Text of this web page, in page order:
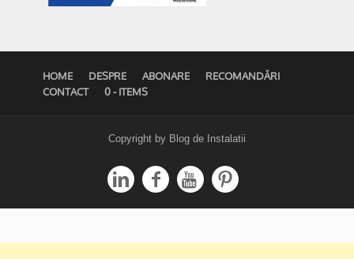
HOME DESPRE ABONARE
RECOMANDĂRI
CONTACT
0 - ITEMS
Copyright by Blog de Instalatii
   